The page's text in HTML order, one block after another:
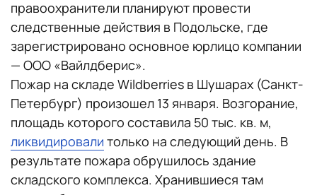
правоохранители планируют провести
следственные действия в Подольске, где
зарегистрировано основное юрлицо компании
— ООО «Вайлдберис».
Пожар на складе Wildberries в Шушарах (Санкт-
Петербург) произошел 13 января. Возгорание,
площадь которого составила 50 тыс. кв. м,
ликвидировали только на следующий день. В
результате пожара обрушилось здание
складского комплекса. Хранившиеся там